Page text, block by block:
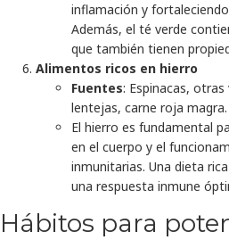
inflamación y
Además, el té verde
que también tienen
Alimentos ricos en hierro
Fuentes: Espinacas,
lentejas, carne roja magra.
El hierro es fundamental
en el cuerpo y el
inmunitarias. Una dieta
una respuesta inmune
Hábitos para